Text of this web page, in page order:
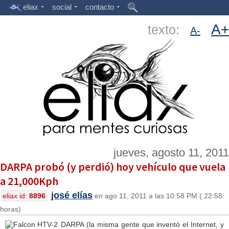
eliax social contacto
texto: A- A+
jueves, agosto 11, 2011
DARPA probó (y perdió) hoy vehículo que vuela
a 21,000Kph
eliax id: 8896 josé elías en ago 11, 2011 a las 10:58 PM ( 22:58
horas)
DARPA (la misma gente que inventó el Internet, y